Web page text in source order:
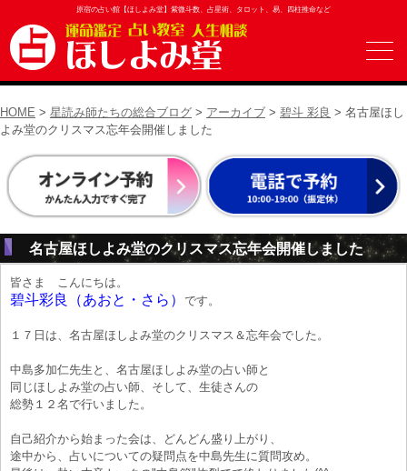
原宿の占い館【ほしよみ堂】紫微斗数、占星術、タロット、易、四柱推命など
HOME > 星読み師たちの総合ブログ > アーカイブ > 碧斗 彩良 > 名古屋ほし
よみ堂のクリスマス忘年会開催しました
名古屋ほしよみ堂のクリスマス忘年会開催しました
皆さま こんにちは。
碧斗彩良（あおと・さら） です。
１７日は、名古屋ほしよみ堂のクリスマス＆忘年会でした。
中島多加仁先生と、名古屋ほしよみ堂の占い師と
同じほしよみ堂の占い師、そして、生徒さんの
総勢１２名で行いました。
自己紹介から始まった会は、どんどん盛り上がり、
途中から、占いについての疑問点を中島先生に質問攻め。